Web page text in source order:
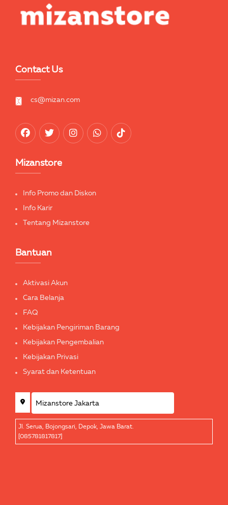
Contact Us
cs@mizan.com
Mizanstore
Info Promo dan Diskon
Info Karir
Tentang Mizanstore
Bantuan
Aktivasi Akun
Cara Belanja
FAQ
Kebijakan Pengiriman Barang
Kebijakan Pengembalian
Kebijakan Privasi
Syarat dan Ketentuan
Jl. Serua, Bojongsari, Depok, Jawa Barat.
[085781817817]